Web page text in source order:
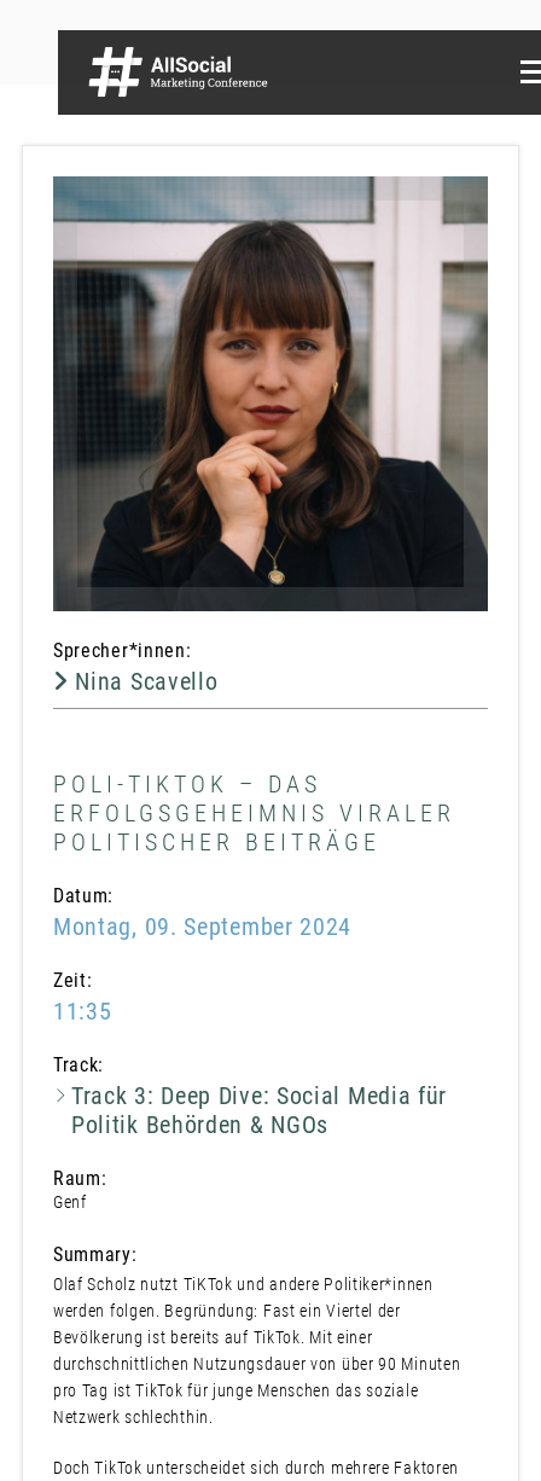
Sprecher*innen:
Nina Scavello
POLI-TIKTOK – DAS
ERFOLGSGEHEIMNIS VIRALER
POLITISCHER BEITRÄGE
Datum:
Montag, 09. September 2024
Zeit:
11:35
Track:
Track 3: Deep Dive: Social Media für
Politik Behörden & NGOs
Raum:
Genf
Summary:
Olaf Scholz nutzt TiKTok und andere Politiker*innen
werden folgen. Begründung: Fast ein Viertel der
Bevölkerung ist bereits auf TikTok. Mit einer
durchschnittlichen Nutzungsdauer von über 90 Minuten
pro Tag ist TikTok für junge Menschen das soziale
Netzwerk schlechthin.
Doch TikTok unterscheidet sich durch mehrere Faktoren